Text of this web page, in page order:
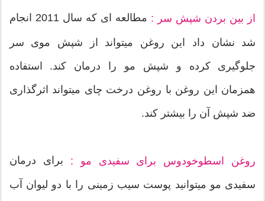
از بین بردن شپش سر : مطالعه ای که سال 2011 انجام
شد نشان داد این روغن میتواند از شپش موی سر
جلوگیری کرده و شپش مو را درمان کند. استفاده
همزمان این روغن با روغن درخت چای میتواند اثرگذاری
ضد شپش آن را بیشتر کند.
روغن اسطوخودوس برای سفیدی مو : برای درمان
سفیدی مو میتوانید پوست سیب زمینی را با دو لیوان آب